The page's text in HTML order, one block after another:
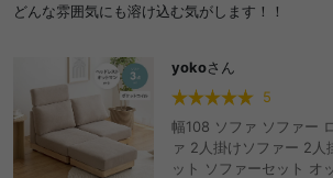
どんな雰囲気にも溶け込む気がします！！
yokoさん
5
幅108 ソファ ソファー
ァ 2人掛けソファー 2人
ット ソファーセット オ